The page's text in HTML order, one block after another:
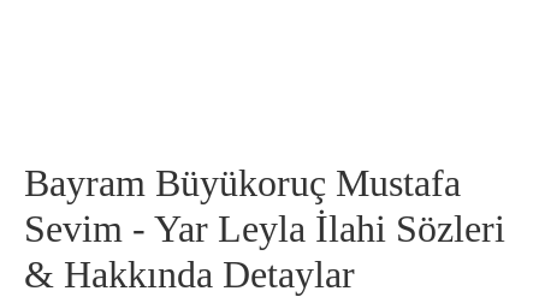
Bayram Büyükoruç Mustafa
Sevim - Yar Leyla İlahi Sözleri
& Hakkında Detaylar